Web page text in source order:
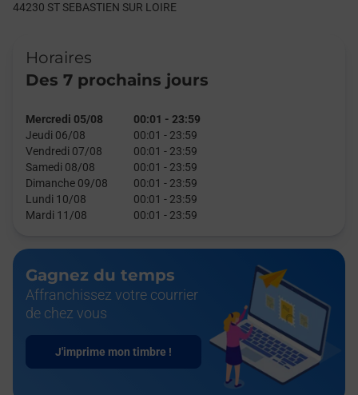
44230 ST SEBASTIEN SUR LOIRE
Horaires
Des 7 prochains jours
Mercredi 05/08 00:01 - 23:59
Jeudi 06/08
00:01 - 23:59
Vendredi 07/08
00:01 - 23:59
Samedi 08/08
00:01 - 23:59
Dimanche 09/08
00:01 - 23:59
Lundi 10/08
00:01 - 23:59
Mardi 11/08
00:01 - 23:59
Gagnez du temps
Affranchissez votre courrier
de chez vous
J'imprime mon timbre !